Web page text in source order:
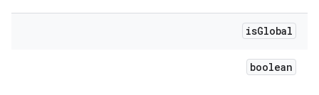
isGlobal
boolean